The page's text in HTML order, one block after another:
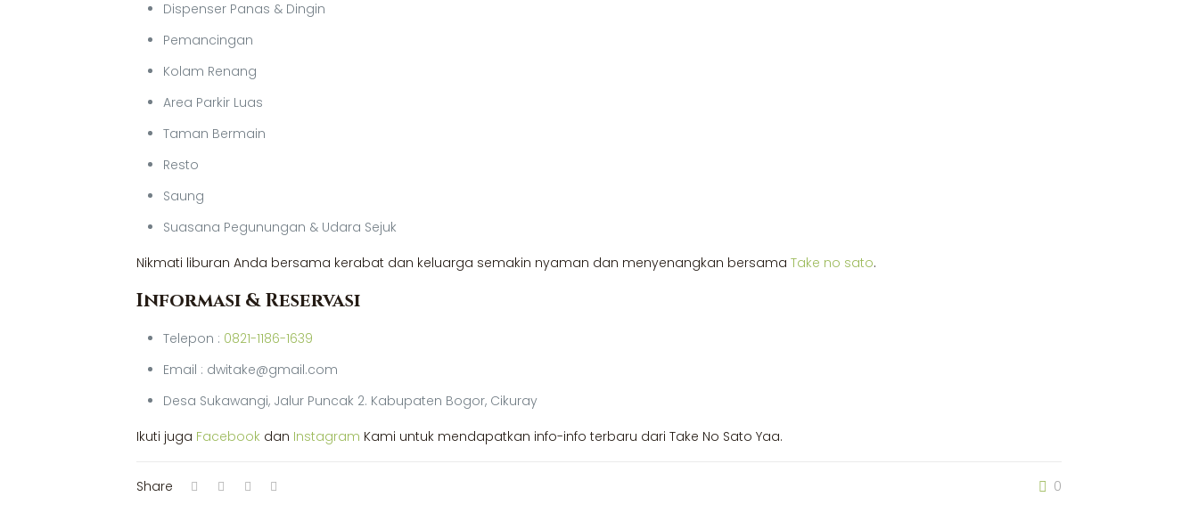
Dispenser Panas & Dingin
Pemancingan
Kolam Renang
Area Parkir Luas
Taman Bermain
Resto
Saung
Suasana Pegunungan & Udara Sejuk
Nikmati liburan Anda bersama kerabat dan keluarga semakin nyaman dan menyenangkan bersama Take no sato.
Informasi & Reservasi
Telepon : 0821-1186-1639
Email : dwitake@gmail.com
Desa Sukawangi, Jalur Puncak 2. Kabupaten Bogor, Cikuray
Ikuti juga Facebook dan Instagram Kami untuk mendapatkan info-info terbaru dari Take No Sato Yaa.
Share 0